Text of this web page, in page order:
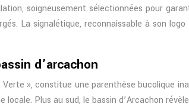
soigneusement sélectionnées pour
La signalétique, reconnaissable à son
d’arcachon
», constitue une parenthèse
Plus au sud, le bassin d’Arcachon